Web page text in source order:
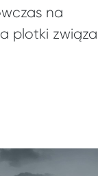
na
plotki